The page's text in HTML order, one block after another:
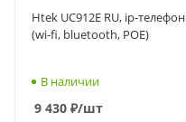
Htek UC912E RU, ip-телефон
(wi-fi, bluetooth, POE)
В наличии
9 430 ₽/шт